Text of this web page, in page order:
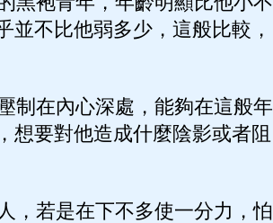
不比他弱多少，這般比較，
制在內心深處，能夠在這般年
想要對他造成什麼陰影或者阻
，若是在下不多使一分力，怕